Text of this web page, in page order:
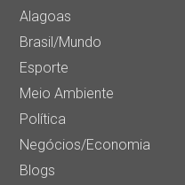
Alagoas
Brasil/Mundo
Esporte
Meio Ambiente
Política
Negócios/Economia
Blogs